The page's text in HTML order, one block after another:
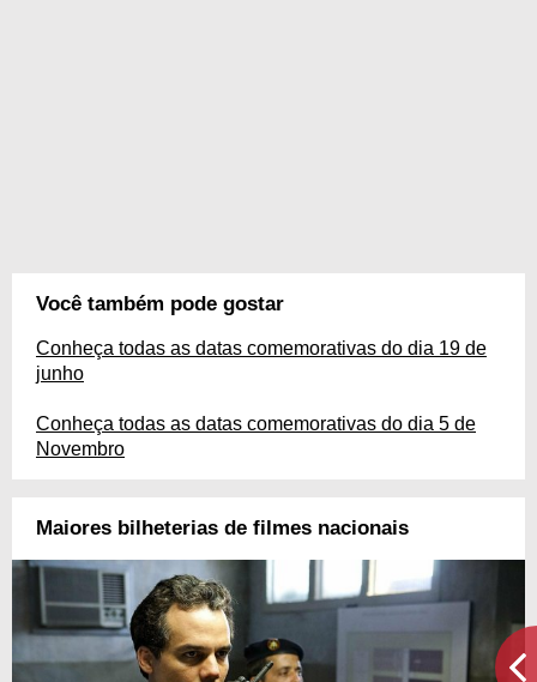
Você também pode gostar
Conheça todas as datas comemorativas do dia 19 de
junho
Conheça todas as datas comemorativas do dia 5 de
Novembro
Maiores bilheterias de filmes nacionais